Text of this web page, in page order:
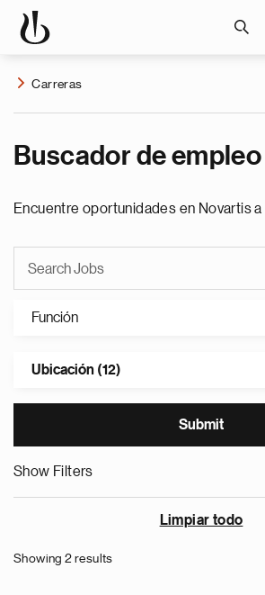
Carreras
Buscador de empleo
Encuentre oportunidades en Novartis
Función
Ubicación (12)
Show Filters
Limpiar todo
Showing 2 results